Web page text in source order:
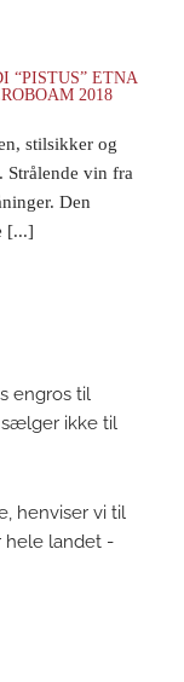
“PISTUS” ETNA
2018
stilsikker og
Strålende vin fra
Den
[...]
engros til
sælger ikke til
henviser vi til
hele landet -